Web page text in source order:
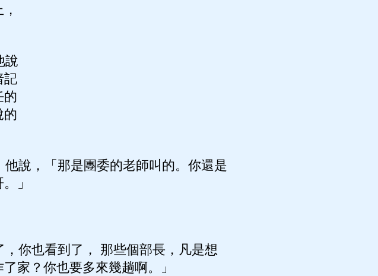
說
記
的
的
說，「那是團委的老師叫的。你還是
」
你也看到了， 那些個部長，凡是想
家？你也要多來幾趟啊。」